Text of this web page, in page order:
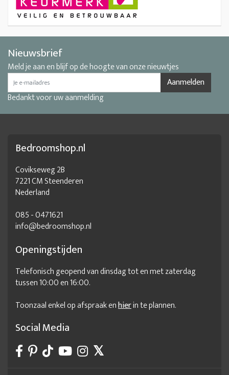
Nieuwsbrief
Meld je aan en blijf op de hoogte van onze nieuwtjes
Aanmelden
Bedankt voor uw aanmelding
Bedroomshop.nl
Covikseweg 2B
7221 CM Steenderen
Nederland
085 - 0471621
info@bedroomshop.nl
Openingstijden
Telefonisch geopend van dinsdag tot en met zaterdag
tussen 10:00 en 16:00.
Toonzaal enkel op afspraak enhierin te plannen.
Social Media